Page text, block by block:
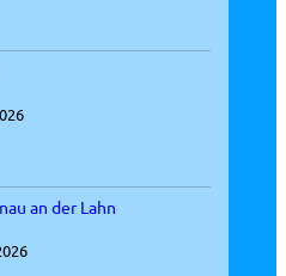
an der Lahn